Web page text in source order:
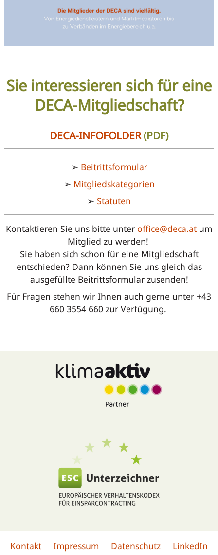
Sie interessieren sich für eine
DECA-Mitgliedschaft?
DECA-INFOFOLDER(PDF)
➢ Beitrittsformular
➢ Mitgliedskategorien
➢ Statuten
Kontaktieren Sie uns bitte unter office@deca.at um
Mitglied zu werden!
Sie haben sich schon für eine Mitgliedschaft
entschieden? Dann können Sie uns gleich das
ausgefüllte Beitrittsformular zusenden!
Für Fragen stehen wir Ihnen auch gerne unter +43
660 3554 660 zur Verfügung.
Kontakt Impressum Datenschutz LinkedIn